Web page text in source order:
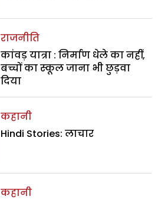
राजनीति
कांवड़ यात्रा : निर्माण धेले का नहीं,
बच्चों का स्कूल जाना भी छुड़वा
दिया
कहानी
Hindi Stories: लाचार
कहानी